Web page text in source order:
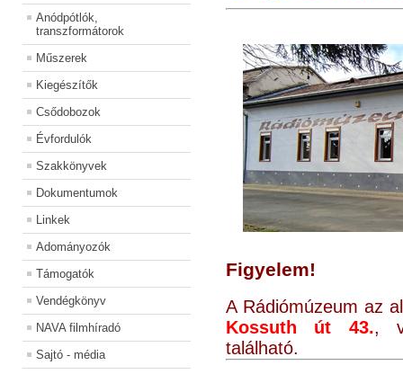
Anódpótlók,
transzformátorok
Műszerek
Kiegészítők
Csődobozok
Évfordulók
Szakkönyvek
Dokumentumok
Linkek
Adományozók
Támogatók
Vendégkönyv
NAVA filmhíradó
Sajtó - média
Figyelem!
A Rádiómúzeum az
Kossuth út 43.,
található.